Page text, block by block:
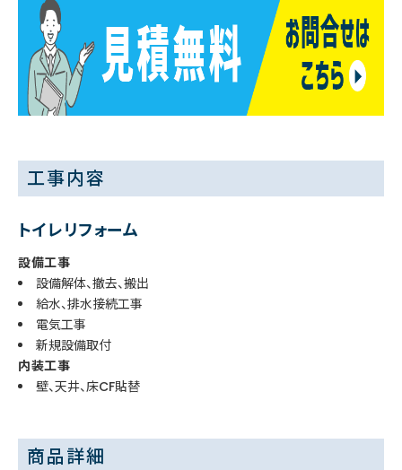
工事内容
トイレリフォーム
設備工事
設備解体、撤去、搬出
給水、排水接続工事
電気工事
新規設備取付
内装工事
壁、天井、床CF貼替
商品詳細